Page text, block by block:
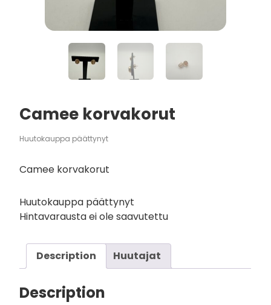
Camee korvakorut
Huutokauppa päättynyt
Camee korvakorut
Huutokauppa päättynyt
Hintavarausta ei ole saavutettu
Description Huutajat
Description